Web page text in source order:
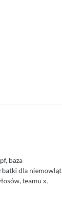
baza
dla niemowląt
teamu x,